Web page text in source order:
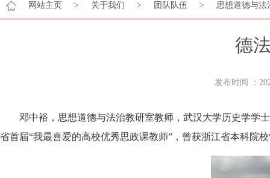
网站主页 > 关于我们 > 团队队伍 > 思想道德与法
德
发布时间 ：
邓中裕，思想道德与法治教研室教师，武汉大学历史学学
省首届“我最喜爱的高校优秀思政课教师”，曾获浙江省本科院